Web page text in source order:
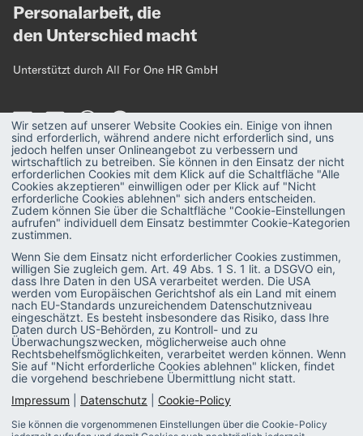
Wir setzen auf unserer Website Cookies ein. Einige von ihnen
sind erforderlich, während andere nicht erforderlich sind, uns
jedoch helfen unser Onlineangebot zu verbessern und
wirtschaftlich zu betreiben. Sie können in den Einsatz der nicht
erforderlichen Cookies mit dem Klick auf die Schaltfläche "Alle
Cookies akzeptieren" einwilligen oder per Klick auf "Nicht
erforderliche Cookies ablehnen" sich anders entscheiden.
Zudem können Sie über die Schaltfläche "Cookie-Einstellungen
aufrufen" individuell dem Einsatz bestimmter Cookie-Kategorien
zustimmen.
Wenn Sie dem Einsatz nicht erforderlicher Cookies zustimmen,
willigen Sie zugleich gem. Art. 49 Abs. 1 S. 1 lit. a DSGVO ein,
dass Ihre Daten in den USA verarbeitet werden. Die USA
werden vom Europäischen Gerichtshof als ein Land mit einem
nach EU-Standards unzureichendem Datenschutzniveau
eingeschätzt. Es besteht insbesondere das Risiko, dass Ihre
Daten durch US-Behörden, zu Kontroll- und zu
Überwachungszwecken, möglicherweise auch ohne
Rechtsbehelfsmöglichkeiten, verarbeitet werden können. Wenn
Sie auf "Nicht erforderliche Cookies ablehnen" klicken, findet
die vorgehend beschriebene Übermittlung nicht statt.
Impressum
Datenschutz Cookie-Policy
Sie können die vorgenommenen Einstellungen über die Cookie-Policy
Personalarbeit, die
den Unterschied macht
Unterstützt durch All For One HR GmbH
MAGAZIN
PODCAST
GLOSSAR
E-BOOKS
VIDEOS
Strategie
Recruiting
Administration
SAP-Praxis
SAP SuccessFactors
HR Software
Personalentwicklung